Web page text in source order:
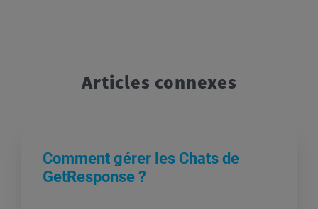
Articles connexes
Comment gérer les Chats de
GetResponse ?